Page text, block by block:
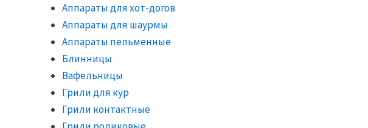
Аппараты для хот-догов
Аппараты для шаурмы
Аппараты пельменные
Блинницы
Вафельницы
Грили для кур
Грили контактные